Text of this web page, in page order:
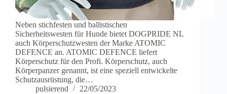
Neben stichfesten und ballistischen
Sicherheitswesten für Hunde bietet DOGPRIDE NL
auch Körperschutzwesten der Marke ATOMIC
DEFENCE an. ATOMIC DEFENCE liefert
Körperschutz für den Profi. Körperschutz, auch
Körperpanzer genannt, ist eine speziell entwickelte
Schutzausrüstung, die…
pulsierend
22/05/2023